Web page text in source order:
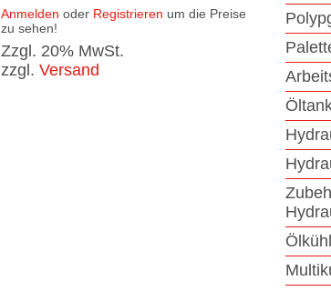
Anmelden oder Registrieren um die Preise
zu sehen!
Zzgl. 20% MwSt.
zzgl.Versand